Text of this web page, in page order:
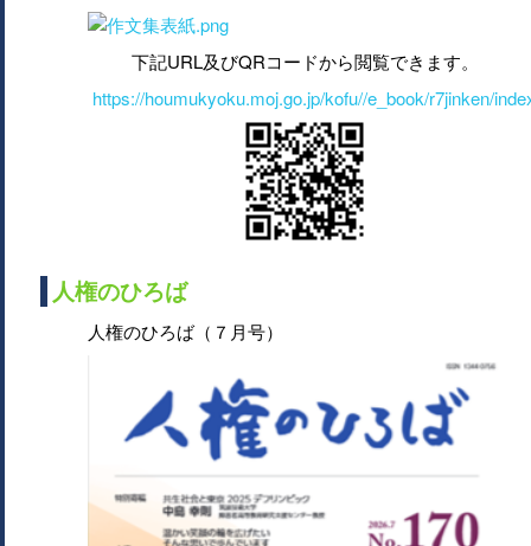
下記URL及びQRコードから閲覧できます。
https://houmukyoku.moj.go.jp/kofu//e_book/r7jinken/
人権のひろば
人権のひろば（７月号）